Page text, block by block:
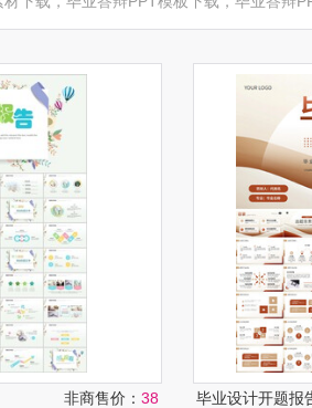
非商售价： 38